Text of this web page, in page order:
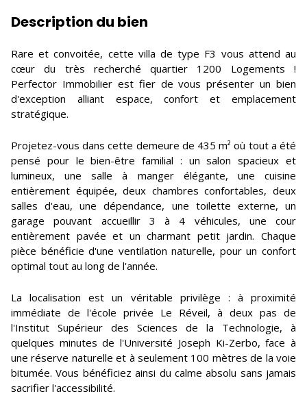
Description du bien
Rare et convoitée, cette villa de type F3 vous attend au
cœur du très recherché quartier 1200 Logements !
Perfector Immobilier est fier de vous présenter un bien
d'exception alliant espace, confort et emplacement
stratégique.
Projetez-vous dans cette demeure de 435 m² où tout a été
pensé pour le bien-être familial : un salon spacieux et
lumineux, une salle à manger élégante, une cuisine
entièrement équipée, deux chambres confortables, deux
salles d'eau, une dépendance, une toilette externe, un
garage pouvant accueillir 3 à 4 véhicules, une cour
entièrement pavée et un charmant petit jardin. Chaque
pièce bénéficie d'une ventilation naturelle, pour un confort
optimal tout au long de l'année.
La localisation est un véritable privilège : à proximité
immédiate de l'école privée Le Réveil, à deux pas de
l'Institut Supérieur des Sciences de la Technologie, à
quelques minutes de l'Université Joseph Ki-Zerbo, face à
une réserve naturelle et à seulement 100 mètres de la voie
bitumée. Vous bénéficiez ainsi du calme absolu sans jamais
sacrifier l'accessibilité.